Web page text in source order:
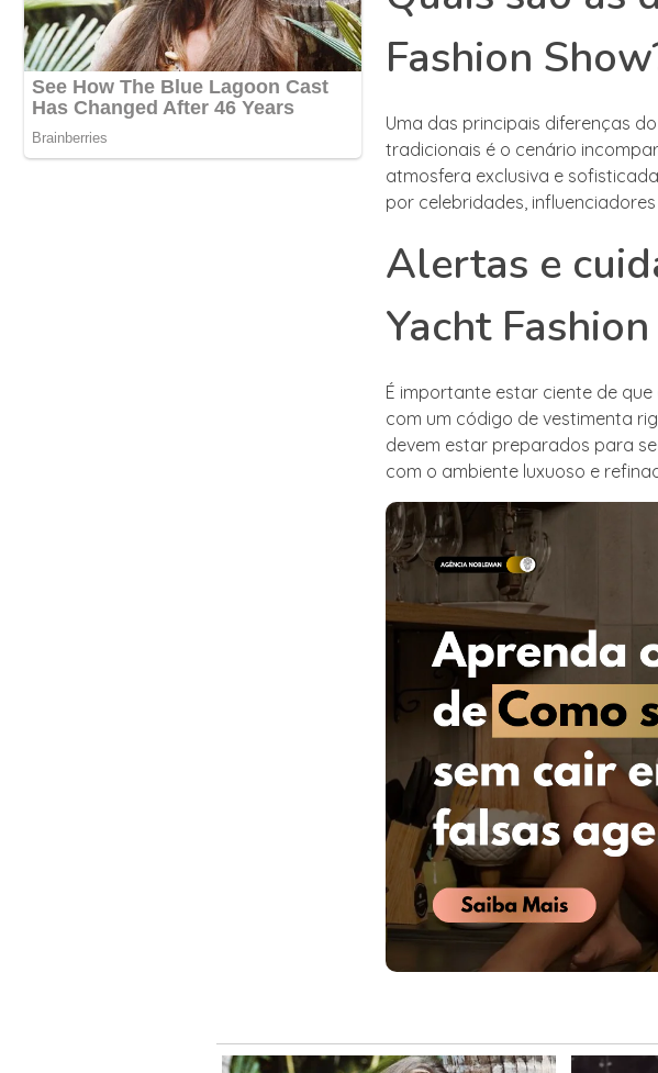
Fashion
Uma das principais diferenças
tradicionais é o cenário
atmosfera exclusiva e
por celebridades,
Alertas e
Yacht
É importante estar ciente de
com um código de vestimenta
devem estar preparados para
com o ambiente luxuoso e